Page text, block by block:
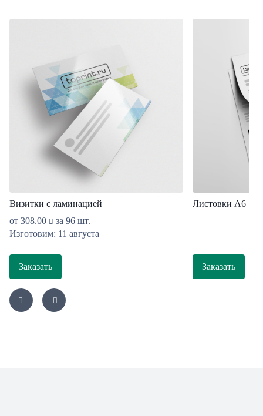
Визитки с ламинацией
от 308.00
за 96 шт.
Изготовим: 11 августа
Заказать
Листовки А6
Заказать